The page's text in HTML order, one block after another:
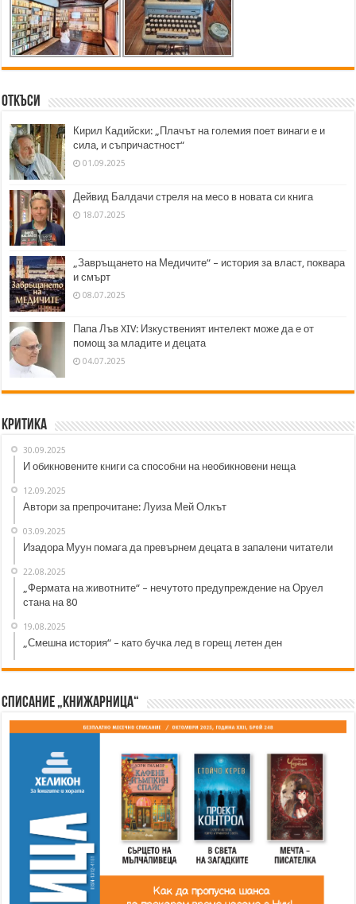
Откъси
Кирил Кадийски: „Плачът на големия поет винаги е и
сила, и съпричастност“
01.09.2025
Дейвид Балдачи стреля на месо в новата си книга
18.07.2025
„Завръщането на Медичите“ – история за власт, поквара
и смърт
08.07.2025
Папа Лъв XIV: Изкуственият интелект може да е от
помощ за младите и децата
04.07.2025
Критика
30.09.2025
И обикновените книги са способни на необикновени неща
12.09.2025
Автори за препрочитане: Луиза Мей Олкът
03.09.2025
Изадора Муун помага да превърнем децата в запалени читатели
22.08.2025
„Фермата на животните“ – нечутото предупреждение на Оруел
стана на 80
19.08.2025
„Смешна история“ – като бучка лед в горещ летен ден
Списание „Книжарница“